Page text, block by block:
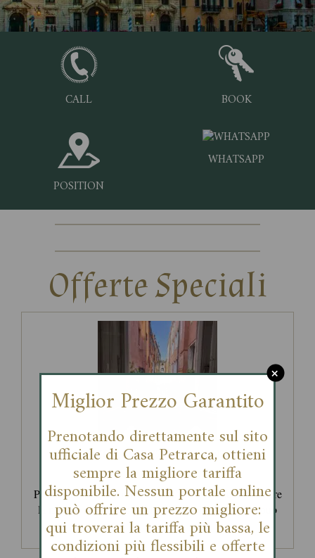
+
Miglior Prezzo Garantito
Prenotando direttamente sul sito
ufficiale di Casa Petrarca, ottieni
sempre la migliore tariffa
disponibile. Nessun portale online
può offrire un prezzo migliore:
qui troverai la tariffa più bassa, le
condizioni più flessibili e offerte
CALL BOOK
POSITION
WHATSAPP
Offerte Speciali
MIGLIOR PREZZO GARANTITO
From: 01-12-2025 to: 01-12-2026
Prenotando dal sito ufficiale di Casa Petrarca hai sempre
la miglior tariffa disponibile.Nessun intermediario può
[…]